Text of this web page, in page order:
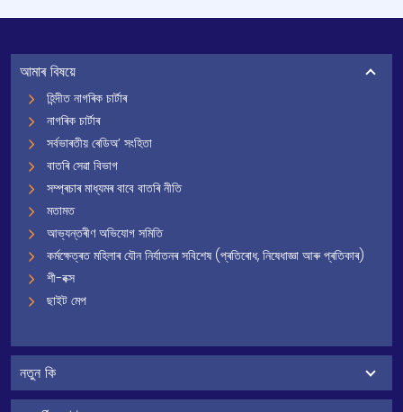
আমাৰ বিষয়ে
হিন্দীত নাগৰিক চাৰ্টাৰ
নাগৰিক চাৰ্টাৰ
সৰ্বভাৰতীয় ৰেডিঅ’ সংহিতা
বাতৰি সেৱা বিভাগ
সম্প্ৰচাৰ মাধ্যমৰ বাবে বাতৰি নীতি
মতামত
আভ্যন্তৰীণ অভিযোগ সমিতি
কৰ্মক্ষেত্ৰত মহিলাৰ যৌন নিৰ্যাতনৰ সবিশেষ (প্ৰতিৰোধ, নিষেধাজ্ঞা আৰু প্ৰতিকাৰ)
শী-বক্স
ছাইট মেপ
নতুন কি